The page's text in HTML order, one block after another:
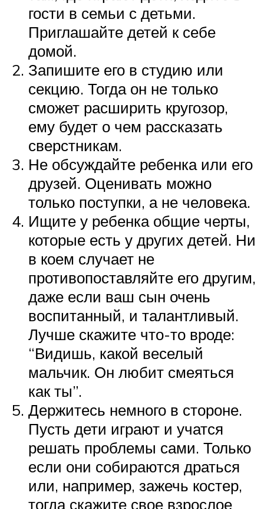
гости в семьи с детьми.
Приглашайте детей к себе
домой.
Запишите его в студию или
секцию. Тогда он не только
сможет расширить кругозор,
ему будет о чем рассказать
сверстникам.
Не обсуждайте ребенка или его
друзей. Оценивать можно
только поступки, а не человека.
Ищите у ребенка общие черты,
которые есть у других детей. Ни
в коем случает не
противопоставляйте его другим,
даже если ваш сын очень
воспитанный, и талантливый.
Лучше скажите что-то вроде:
“Видишь, какой веселый
мальчик. Он любит смеяться
как ты”.
Держитесь немного в стороне.
Пусть дети играют и учатся
решать проблемы сами. Только
если они собираются драться
или, например, зажечь костер,
тогда скажите свое взрослое